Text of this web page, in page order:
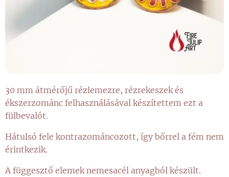
30 mm átmérőjű rézlemezre, rézrekeszek és
ékszerzománc felhasználásával készítettem ezt a
fülbevalót.
Hátulsó fele kontrazománcozott, így bőrrel a fém nem
érintkezik.
A függesztő elemek nemesacél anyagból készült.